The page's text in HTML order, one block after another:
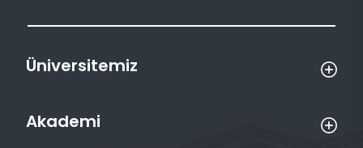
Üniversitemiz
Akademi